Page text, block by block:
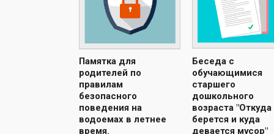
Памятка для
родителей по
правилам
безопасного
поведения на
водоемах в летнее
время.
Беседа с
обучающимися
старшего
дошкольного
возраста "Откуда
берется и куда
девается мусор"